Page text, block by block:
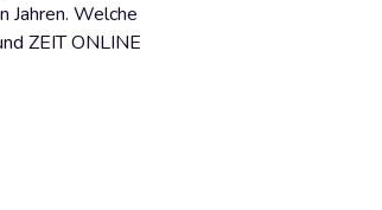
Jahren. Welche
ZEIT ONLINE